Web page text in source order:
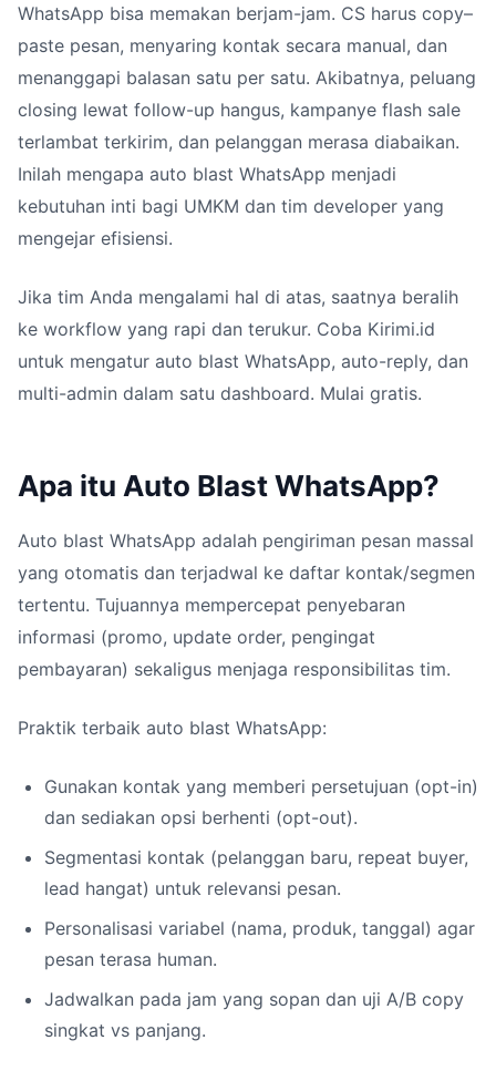
WhatsApp bisa memakan berjam-jam. CS harus copy–
paste pesan, menyaring kontak secara manual, dan
menanggapi balasan satu per satu. Akibatnya, peluang
closing lewat follow-up hangus, kampanye flash sale
terlambat terkirim, dan pelanggan merasa diabaikan.
Inilah mengapa auto blast WhatsApp menjadi
kebutuhan inti bagi UMKM dan tim developer yang
mengejar efisiensi.
Jika tim Anda mengalami hal di atas, saatnya beralih
ke workflow yang rapi dan terukur. Coba Kirimi.id
untuk mengatur auto blast WhatsApp, auto-reply, dan
multi-admin dalam satu dashboard. Mulai gratis.
Apa itu Auto Blast WhatsApp?
Auto blast WhatsApp adalah pengiriman pesan massal
yang otomatis dan terjadwal ke daftar kontak/segmen
tertentu. Tujuannya mempercepat penyebaran
informasi (promo, update order, pengingat
pembayaran) sekaligus menjaga responsibilitas tim.
Praktik terbaik auto blast WhatsApp:
Gunakan kontak yang memberi persetujuan (opt-in)
dan sediakan opsi berhenti (opt-out).
Segmentasi kontak (pelanggan baru, repeat buyer,
lead hangat) untuk relevansi pesan.
Personalisasi variabel (nama, produk, tanggal) agar
pesan terasa human.
Jadwalkan pada jam yang sopan dan uji A/B copy
singkat vs panjang.